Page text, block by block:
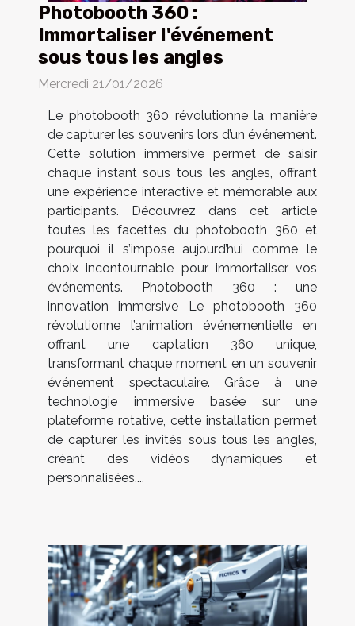
Photobooth 360 :
Immortaliser l'événement
sous tous les angles
Mercredi 21/01/2026
Le photobooth 360 révolutionne la manière
de capturer les souvenirs lors d’un événement.
Cette solution immersive permet de saisir
chaque instant sous tous les angles, offrant
une expérience interactive et mémorable aux
participants. Découvrez dans cet article
toutes les facettes du photobooth 360 et
pourquoi il s’impose aujourd’hui comme le
choix incontournable pour immortaliser vos
événements. Photobooth 360 : une
innovation immersive Le photobooth 360
révolutionne l’animation événementielle en
offrant une captation 360 unique,
transformant chaque moment en un souvenir
événement spectaculaire. Grâce à une
technologie immersive basée sur une
plateforme rotative, cette installation permet
de capturer les invités sous tous les angles,
créant des vidéos dynamiques et
personnalisées....